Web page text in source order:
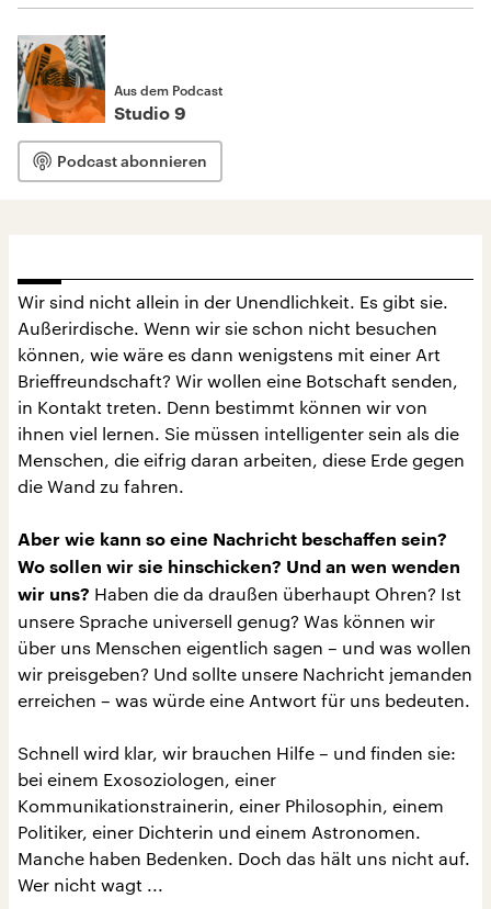
Aus dem Podcast
Studio 9
Podcast abonnieren
Wir sind nicht allein in der Unendlichkeit. Es gibt sie.
Außerirdische. Wenn wir sie schon nicht besuchen
können, wie wäre es dann wenigstens mit einer Art
Brieffreundschaft? Wir wollen eine Botschaft senden,
in Kontakt treten. Denn bestimmt können wir von
ihnen viel lernen. Sie müssen intelligenter sein als die
Menschen, die eifrig daran arbeiten, diese Erde gegen
die Wand zu fahren.
Aber wie kann so eine Nachricht beschaffen sein?
Wo sollen wir sie hinschicken? Und an wen wenden
wir uns? Haben die da draußen überhaupt Ohren? Ist
unsere Sprache universell genug? Was können wir
über uns Menschen eigentlich sagen – und was wollen
wir preisgeben? Und sollte unsere Nachricht jemanden
erreichen – was würde eine Antwort für uns bedeuten.
Schnell wird klar, wir brauchen Hilfe – und finden sie:
bei einem Exosoziologen, einer
Kommunikationstrainerin, einer Philosophin, einem
Politiker, einer Dichterin und einem Astronomen.
Manche haben Bedenken. Doch das hält uns nicht auf.
Wer nicht wagt ...